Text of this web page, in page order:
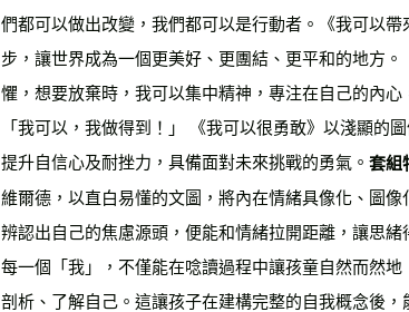
們都可以做出改變，我們都可以是行動者。《我可以
步，讓世界成為一個更美好、更團結、更平和的地方。
懼，想要放棄時，我可以集中精神，專注在自己的內
「我可以，我做得到！」 《我可以很勇敢》以淺顯的
提升自信心及耐挫力，具備面對未來挑戰的勇氣。套組
維爾德，以直白易懂的文圖，將內在情緒具像化、圖
辨認出自己的焦慮源頭，便能和情緒拉開距離，讓思
每一個「我」，不僅能在唸讀過程中讓孩童自然而然
剖析、了解自己。這讓孩子在建構完整的自我概念後